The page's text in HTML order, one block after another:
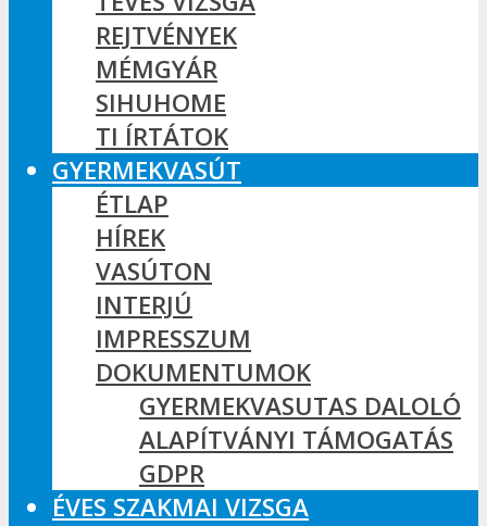
REJTVÉNYEK
MÉMGYÁR
SIHUHOME
TI ÍRTÁTOK
GYERMEKVASÚT
ÉTLAP
HÍREK
VASÚTON
INTERJÚ
IMPRESSZUM
DOKUMENTUMOK
GYERMEKVASUTAS DALOLÓ
ALAPÍTVÁNYI TÁMOGATÁS
GDPR
ÉVES SZAKMAI VIZSGA